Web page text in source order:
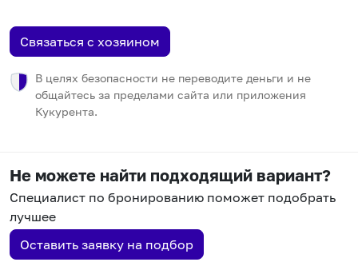
Связаться с хозяином
В целях безопасности не переводите деньги и не
общайтесь за пределами сайта или приложения
Кукурента.
Не можете найти подходящий вариант?
Специалист по бронированию поможет подобрать
лучшее
Оставить заявку на подбор